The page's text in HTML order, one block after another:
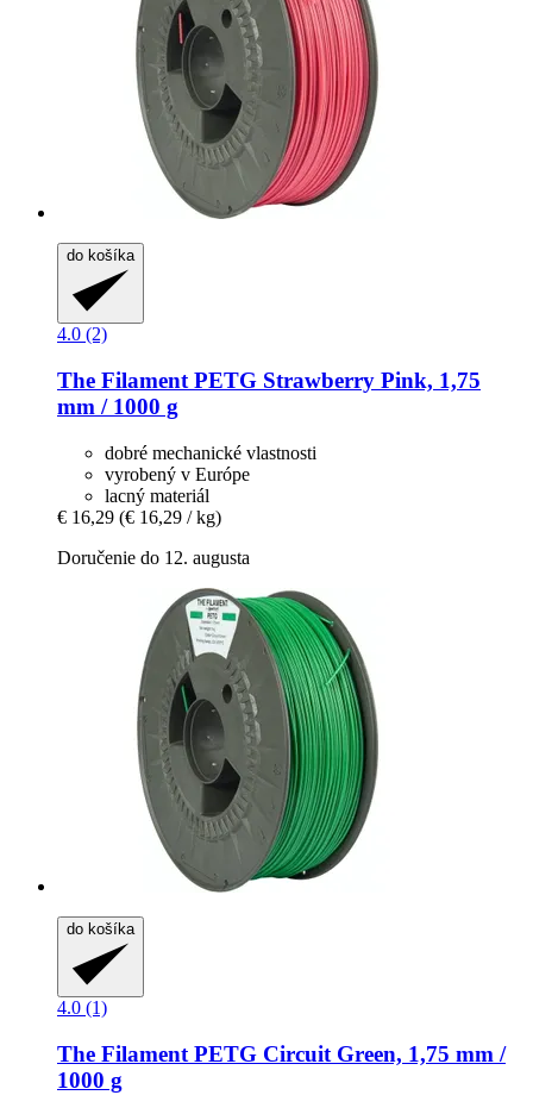
do košíka
4.0 (2)
The Filament PETG Strawberry Pink, 1,75
mm / 1000 g
dobré mechanické vlastnosti
vyrobený v Európe
lacný materiál
€ 16,29 (€ 16,29 / kg)
Doručenie do 12. augusta
do košíka
4.0 (1)
The Filament PETG Circuit Green, 1,75 mm /
1000 g